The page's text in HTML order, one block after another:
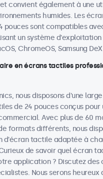
convient également à une
humides. Les
pouces sont compatibles
un système d'exploitation
ChromeOS, Samsung DeX
en écrans tactiles
nous disposons d'une
de 24 pouces conçus pour
Avec plus de 60
formats différents, nous
d'écran tactile adaptée à
de savoir quel écran
application ? Discutez des
Nous serons heureux